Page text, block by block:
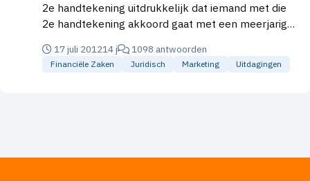
2e handtekening uitdrukkelijk dat iemand met die
2e handtekening akkoord gaat met een meerjarig
verwachte kosten tijdens looptijd van Y. Geen
grappen meer dus dat je een handtekening zet
17 juli 201214 j 1098 antwoorden
Financiële Zaken Juridisch Marketing Uitdagingen